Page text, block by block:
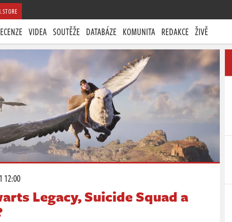
VIDEA SOUTĚŽE DATABÁZE KOMUNITA REDAKCE ŽIVĚ
12:00
Legacy, Suicide Squad a